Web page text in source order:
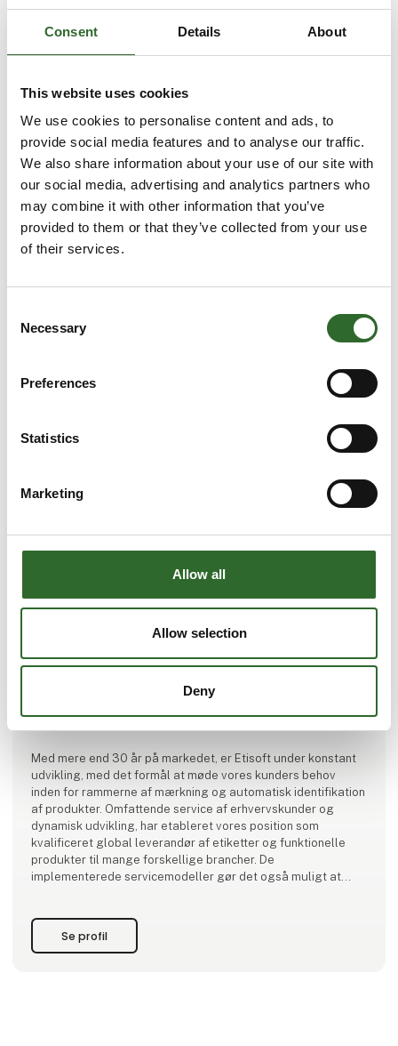
Consent Details About
This website uses cookies
We use cookies to personalise content and ads, to
provide social media features and to analyse our traffic.
We also share information about your use of our site with
our social media, advertising and analytics partners who
may combine it with other information that you’ve
provided to them or that they’ve collected from your use
of their services.
Selection
Necessary
Preferences
Statistics
Marketing
Allow all
Allow selection
Deny
Robot sampak løsning
ETISOFT iK4 - High-performance
industriel label printer
Produktet er tilføjet af:
Med mere end 30 år på markedet, er Etisoft under konstant
udvikling, med det formål at møde vores kunders behov
inden for rammerne af mærkning og automatisk identifikation
af produkter. Omfattende service af erhvervskunder og
dynamisk udvikling, har etableret vores position som
kvalificeret global leverandør af etiketter og funktionelle
produkter til mange forskellige brancher. De
implementerede servicemodeller gør det også muligt at
produkter, til kundens fabrikker ove
Se profil